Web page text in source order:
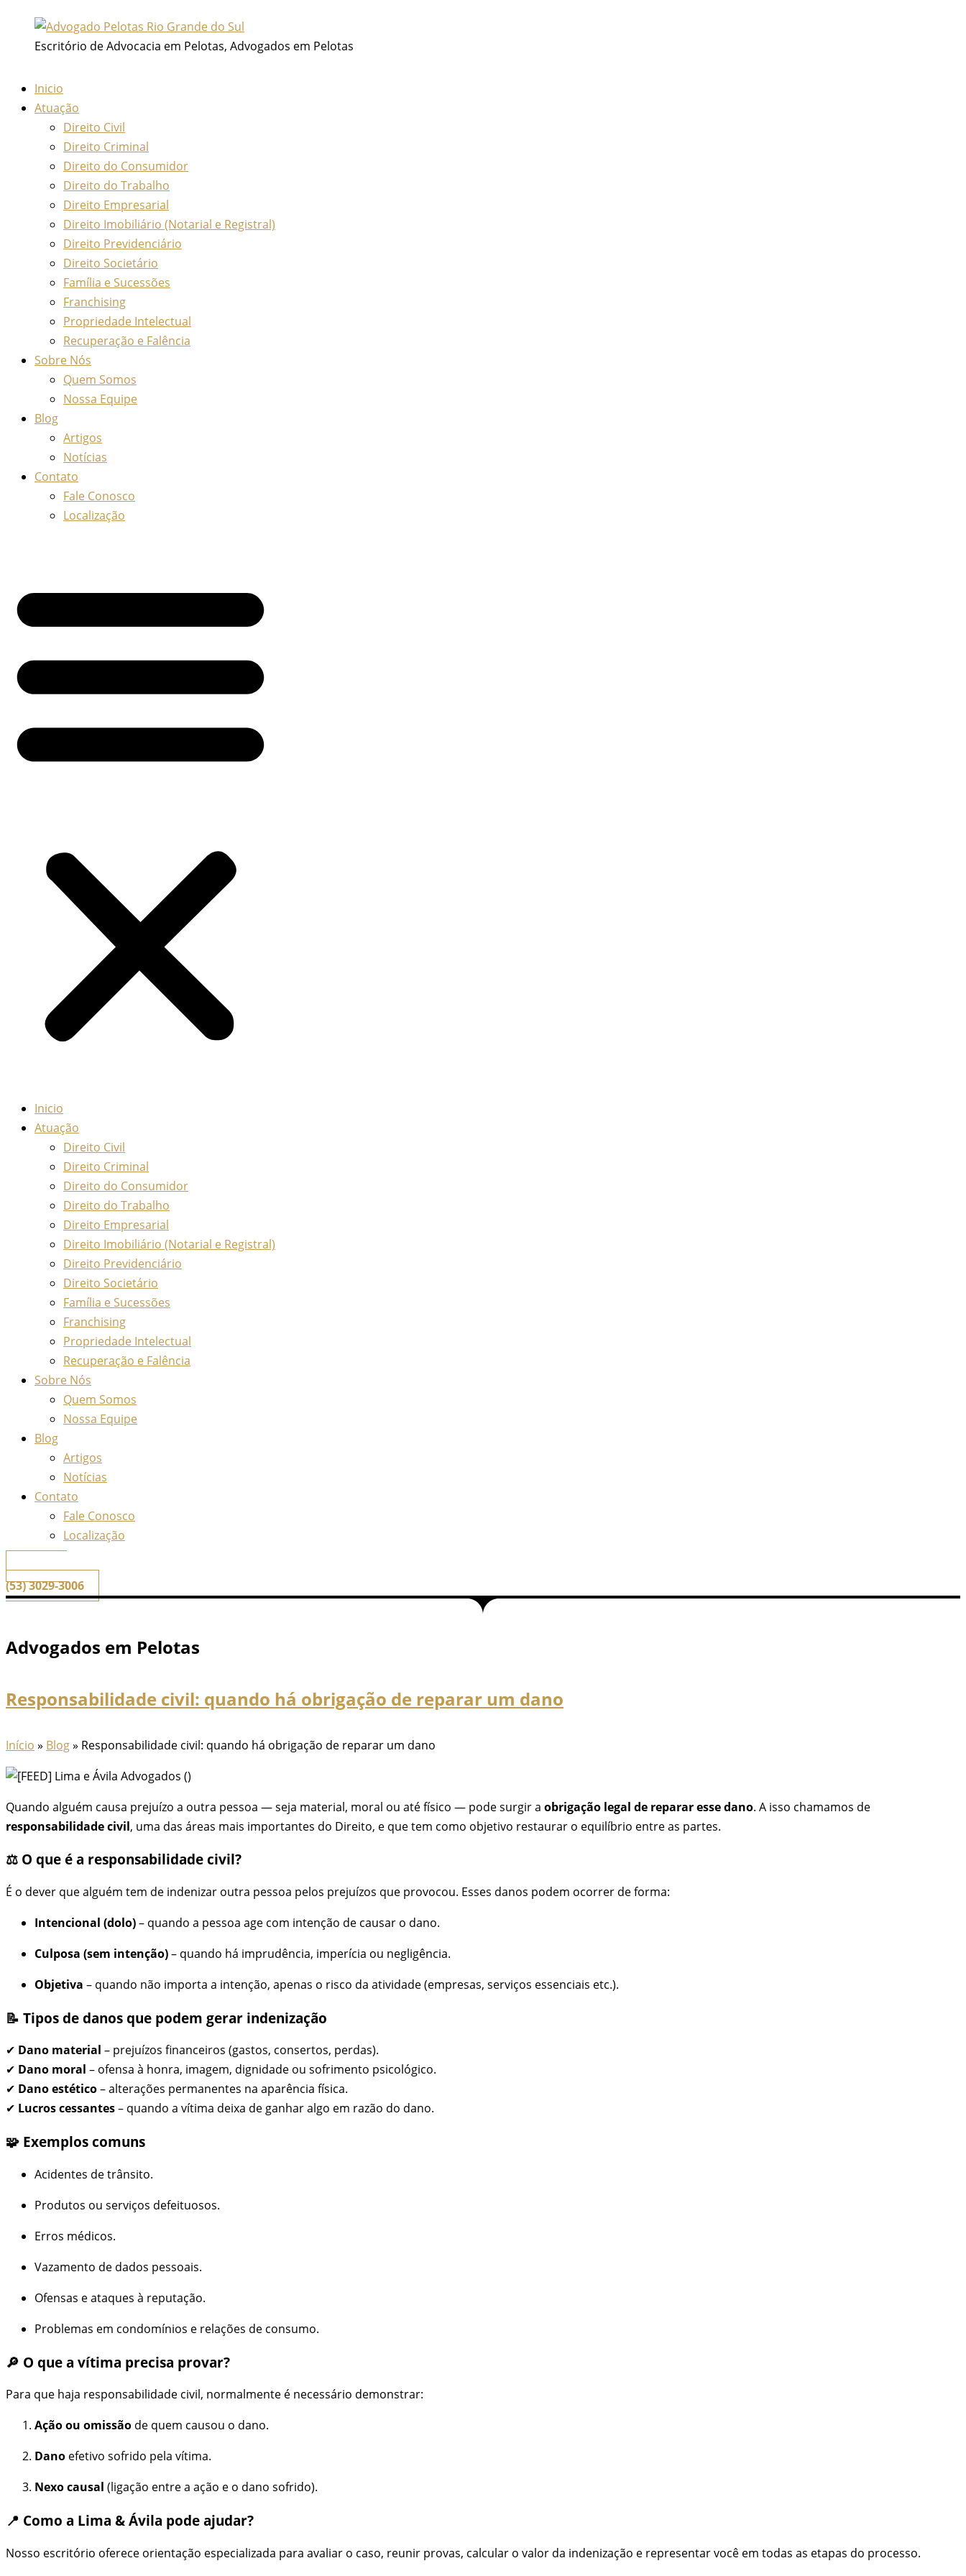
Escritório de Advocacia em Pelotas, Advogados em Pelotas
Inicio
Atuação
Direito Civil
Direito Criminal
Direito do Consumidor
Direito do Trabalho
Direito Empresarial
Direito Imobiliário (Notarial e Registral)
Direito Previdenciário
Direito Societário
Família e Sucessões
Franchising
Propriedade Intelectual
Recuperação e Falência
Sobre Nós
Quem Somos
Nossa Equipe
Blog
Artigos
Notícias
Contato
Fale Conosco
Localização
Inicio
Atuação
Direito Civil
Direito Criminal
Direito do Consumidor
Direito do Trabalho
Direito Empresarial
Direito Imobiliário (Notarial e Registral)
Direito Previdenciário
Direito Societário
Família e Sucessões
Franchising
Propriedade Intelectual
Recuperação e Falência
Sobre Nós
Quem Somos
Nossa Equipe
Blog
Artigos
Notícias
Contato
Fale Conosco
Localização
(53) 3029-3006
Advogados em Pelotas
Responsabilidade civil: quando há obrigação de reparar um dano
Início » Blog» Responsabilidade civil: quando há obrigação de reparar um dano
Quando alguém causa prejuízo a outra pessoa — seja material, moral ou até físico — pode surgir a obrigação legal de reparar esse dano. A isso chamamos de
responsabilidade civil, uma das áreas mais importantes do Direito, e que tem como objetivo restaurar o equilíbrio entre as partes.
⚖️ O que é a responsabilidade civil?
É o dever que alguém tem de indenizar outra pessoa pelos prejuízos que provocou. Esses danos podem ocorrer de forma:
Intencional (dolo)– quando a pessoa age com intenção de causar o dano.
Culposa (sem intenção)– quando há imprudência, imperícia ou negligência.
Objetiva – quando não importa a intenção, apenas o risco da atividade (empresas, serviços essenciais etc.).
📝 Tipos de danos que podem gerar indenização
✔ Dano material – prejuízos financeiros (gastos, consertos, perdas).
✔ Dano moral – ofensa à honra, imagem, dignidade ou sofrimento psicológico.
✔ Dano estético– alterações permanentes na aparência física.
✔ Lucros cessantes– quando a vítima deixa de ganhar algo em razão do dano.
🧩 Exemplos comuns
Acidentes de trânsito.
Produtos ou serviços defeituosos.
Erros médicos.
Vazamento de dados pessoais.
Ofensas e ataques à reputação.
Problemas em condomínios e relações de consumo.
🔎 O que a vítima precisa provar?
Para que haja responsabilidade civil, normalmente é necessário demonstrar:
Ação ou omissão de quem causou o dano.
Dano efetivo sofrido pela vítima.
Nexo causal (ligação entre a ação e o dano sofrido).
📍 Como a Lima & Ávila pode ajudar?
Nosso escritório oferece orientação especializada para avaliar o caso, reunir provas, calcular o valor da indenização e representar você em todas as etapas do processo.